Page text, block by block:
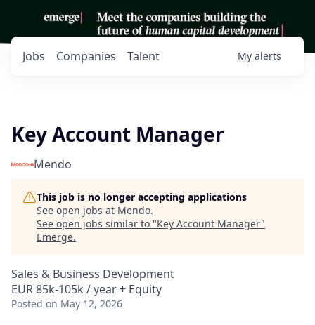
Jobs Companies Talent My alerts
Key Account Manager
Mendo
This job is no longer accepting applications
See open jobs at Mendo.
See open jobs similar to "Key Account Manager"
Emerge.
Sales & Business Development
EUR 85k-105k / year + Equity
Posted on May 12, 2026